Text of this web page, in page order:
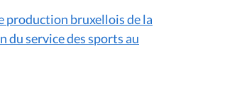
production bruxellois de la
service des sports au